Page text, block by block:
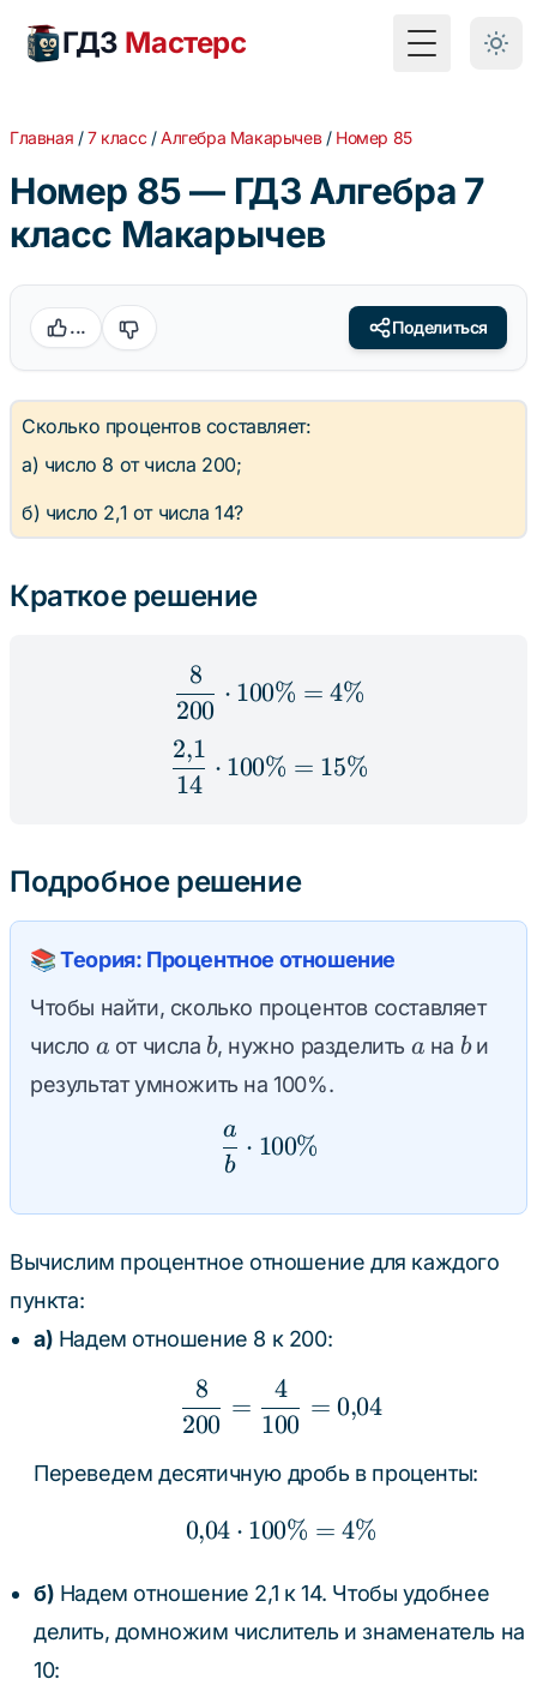
ГДЗ Мастерс Toggle Menu
Главная /7 класс /Алгебра Макарычев/ Номер 85
Номер 85 — ГДЗ Алгебра 7
класс Макарычев
... Поделиться
Сколько процентов составляет:
а) число 8 от числа 200;
б) число 2,1 от числа 14?
Краткое решение
\frac{8}{200} \cdot
200
8
⋅ 100% = 4%
\frac{2{,}1}{14} \cdot
14
2,1
⋅ 100% = 15%
Подробное решение
📚 Теория: Процентное отношение
Чтобы найти, сколько процентов составляет
число a
a от числа b
b, нужно разделить a
a на b
bи
результат умножить на 100%.
\frac{a}{b} \cdot
b
a
⋅ 100%
Вычислим процентное отношение для каждого
пункта:
а) Надем отношение 8 к 200:
\frac{8}{200} =
200
8
=
100
4
= 0,04
Переведем десятичную дробь в проценты:
0{,}04 \cdot 100\% =
0,04 ⋅ 100% = 4%
б) Надем отношение 2,1 к 14. Чтобы удобнее
делить, домножим числитель и знаменатель на
10: